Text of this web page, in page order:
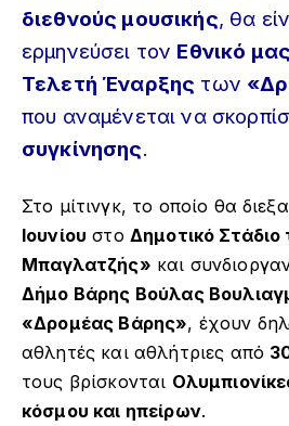
διεθνούς μουσικής, θα
ερμηνεύσει τον Εθνικό
Τελετή Έναρξης των
που αναμένεται να
συγκίνησης.
Στο μίτινγκ, το οποίο θα
Ιουνίου στο Δημοτικό
Μπαγλατζής» και
Δήμο Βάρης Βούλας
«Δρομέας Βάρης», έχουν
αθλητές και αθλήτριες από
τους βρίσκονται
κόσμου και ηπείρων.